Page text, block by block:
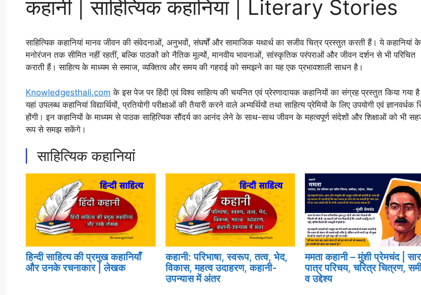
कहानी | साहित्यिक कहानियां | Literary Stories
साहित्यिक कहानियां मानव जीवन की संवेदनाओं, अनुभवों, संघर्षों और सामाजिक यथार्थ का सजीव चित्र प्रस्तुत करती हैं। ये कहानियां
मनोरंजन तक सीमित नहीं रहतीं, बल्कि पाठकों को नैतिक मूल्यों, मानवीय भावनाओं, सांस्कृतिक परंपराओं और जीवन दर्शन से भी परिचित
कराती हैं। साहित्य के माध्यम से समाज, व्यक्तित्व और समय की गहराई को समझने का यह एक प्रभावशाली साधन है।
Knowledgesthali.com के इस पेज पर हिंदी एवं विश्व साहित्य की चयनित एवं प्रेरणादायक कहानियों का संग्रह प्रस्तुत किया गया
यहां उपलब्ध कहानियां विद्यार्थियों, प्रतियोगी परीक्षाओं की तैयारी करने वाले अभ्यर्थियों तथा साहित्य प्रेमियों के लिए उपयोगी एवं ज्ञानवर्धक
होंगी। इन कहानियों के माध्यम से पाठक साहित्यिक सौंदर्य का आनंद लेने के साथ-साथ जीवन के महत्वपूर्ण संदेशों और शिक्षाओं को भी
रूप से समझ सकेंगे।
साहित्यिक कहानियां
हिन्दी साहित्य की प्रमुख कहानियाँ
और उनके रचनाकार | लेखक
कहानी: परिभाषा, स्वरूप, तत्व, भेद,
विकास, महत्व उदाहरण, कहानी-
उपन्यास में अंतर
ममता कहानी – मुंशी प्रेमचंद |
पात्र परिचय, चरित्र चित्रण,
व उद्देश्य